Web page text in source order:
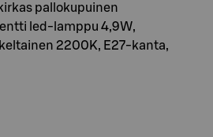
pallokupuinen
led-lamppu 4,9W,
2200K, E27-kanta,